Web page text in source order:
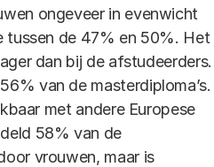
ongeveer in evenwicht
tussen de 47% en 50%. Het
dan bij de afstudeerders.
van de masterdiploma’s.
met andere Europese
58% van de
vrouwen, maar is